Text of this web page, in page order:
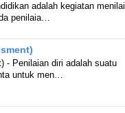
adalah kegiatan menilai
penilaia…
- Penilaian diri adalah suatu
untuk men…